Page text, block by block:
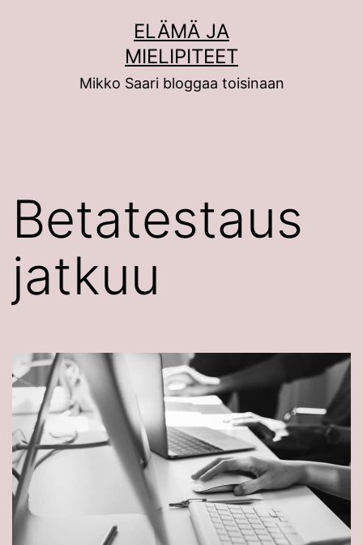
ELÄMÄ JA
MIELIPITEET
Mikko Saari bloggaa toisinaan
Betatestaus
jatkuu